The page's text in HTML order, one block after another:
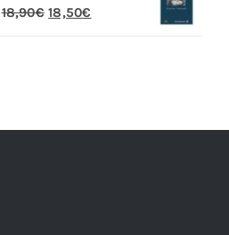
20,00€.
18,90€ El
18,50€